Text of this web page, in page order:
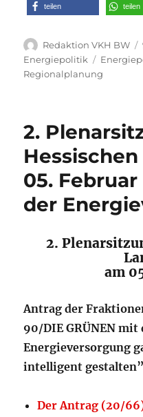
teilen teilen
Autor
Redaktion VKH BW
Energiepolitik
Regionalplanung
2.
05. Februar
der
2.
am
Antrag der
90/DIE GRÜNEN
Energieversorgung
intelligent
Der Antrag (20/